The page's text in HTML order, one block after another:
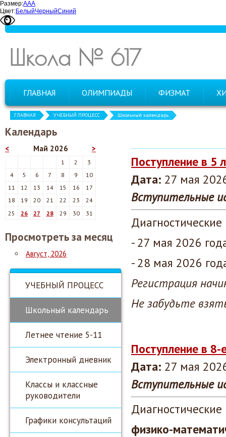
Размер:ААА
Цвет:БелыйЧерныйСиний
Школа № 617
ГЛАВНАЯ ОЛИМПИАДЫ ФИЗМАТ
ГЛАВНАЯ УЧЕБНЫЙ ПРОЦЕСС Школьный календарь
Календарь
< >
Май 2026
1 2
3
4
5 6 7 8 9
10
11
12 13 14 15 16
17
18
19 20 21 22 23
24
25
26 27 28 29 30 31
Просмотреть за месяц
Август, 2026
УЧЕБНЫЙ ПРОЦЕСС
Школьный календарь
Летнее чтение 5-11
Электронный дневник
Классы и классные
руководители
Графики консультаций
Поступление в 5
Дата: 27 мая
Вступительные
- 27 мая 2026
- 28 мая 2026
Регистрация
Не забудьте
Поступление в
Дата: 27 мая
Вступительные
физико-